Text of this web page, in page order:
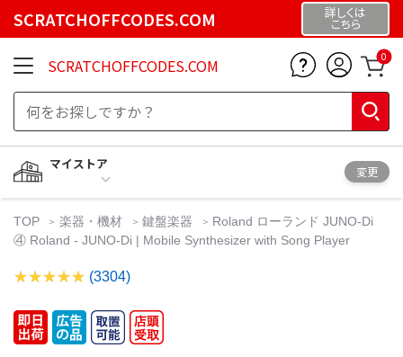
SCRATCHOFFCODES.COM 詳しくは
こちら
SCRATCHOFFCODES.COM 0
マイストア
変更
TOP 楽器・機材 鍵盤楽器
Roland ローランド JUNO-Di
④ Roland - JUNO-Di | Mobile Synthesizer with Song Player
(3304)